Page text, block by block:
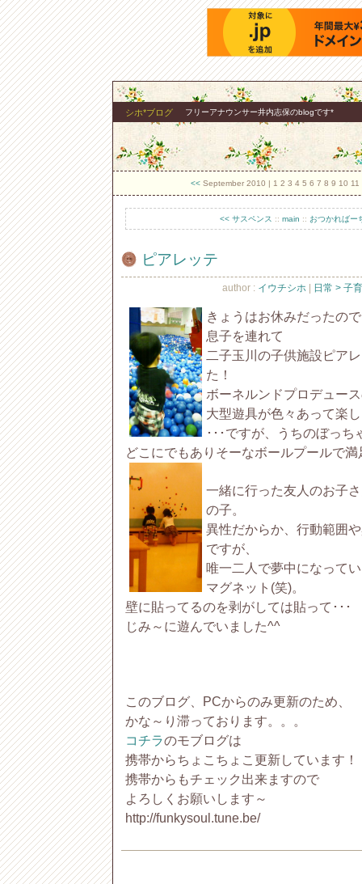
シホ*ブログ フリーアナウンサー井内志保のblogです*
<< September 2010 | 1 2 3 4 5 6 7 8 9 10
<< サスペンス :: main :: おつかればー
ピアレッテ
author : イウチシホ 日常 > 子
きょうはお休みだったの
息子を連れて
二子玉川の子供施設ピア
た！
ボーネルンドプロデュー
大型遊具が色々あって楽
･･･ですが、うちのぼっち
どこにでもありそーなボールプールで満
一緒に行った友人のお子
の子。
異性だからか、行動範囲
ですが、
唯一二人で夢中になって
マグネット(笑)。
壁に貼ってるのを剥がしては貼って･･･
じみ～に遊んでいました^^
このブログ、PCからのみ更新のため、
かな～り滞っております。。。
コチラのモブログは
携帯からちょこちょこ更新しています！
携帯からもチェック出来ますので
よろしくお願いします～
http://funkysoul.tune.be/